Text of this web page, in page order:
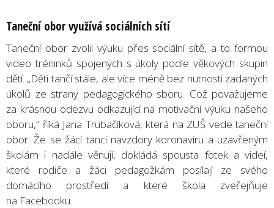
Taneční obor využívá sociálních sítí
Taneční obor zvolil výuku přes sociální sítě, a to formou
video tréninků spojených s úkoly podle věkových skupin
dětí. „Děti tančí stále, ale více méně bez nutnosti zadaných
úkolů ze strany pedagogického sboru. Což považujeme
za krásnou odezvu odkazující na motivační výuku našeho
oboru,“ říká Jana Trubačíková, která na ZUŠ vede taneční
obor. Že se žáci tanci navzdory koronaviru a uzavřeným
školám i nadále věnují, dokládá spousta fotek a videí,
které rodiče a žáci pedagožkám posílají ze svého
domácího prostředí a které škola zveřejňuje
na Facebooku.